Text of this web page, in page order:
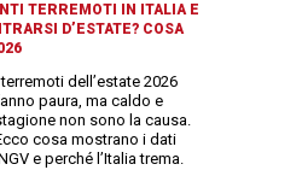
TERREMOTI IN ITALIA E
D’ESTATE? COSA
dell’estate 2026
paura, ma caldo e
non sono la causa.
cosa mostrano i dati
e perché l’Italia trema.